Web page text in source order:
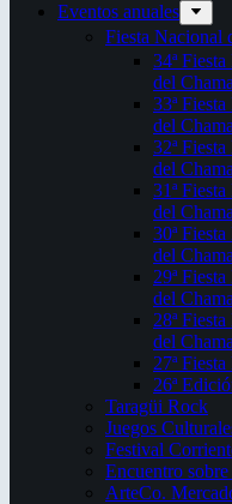
Eventos anuales
Fiesta Nacional
34ª
del
33ª
del
32ª
del
31ª
del
30ª
del
29ª
del
28ª
del
27ª
26ª
Taragüi Rock
Juegos
Festival
Encuentro
ArteCo.